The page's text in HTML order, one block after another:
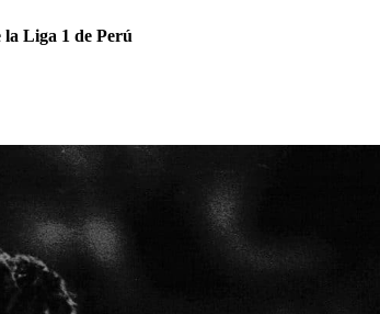
la Liga 1 de Perú